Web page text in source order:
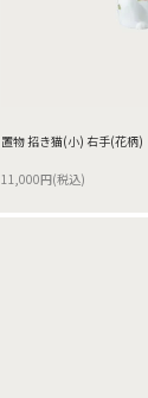
置物 招き猫(小) 右手(花柄)
11,000円(税込)